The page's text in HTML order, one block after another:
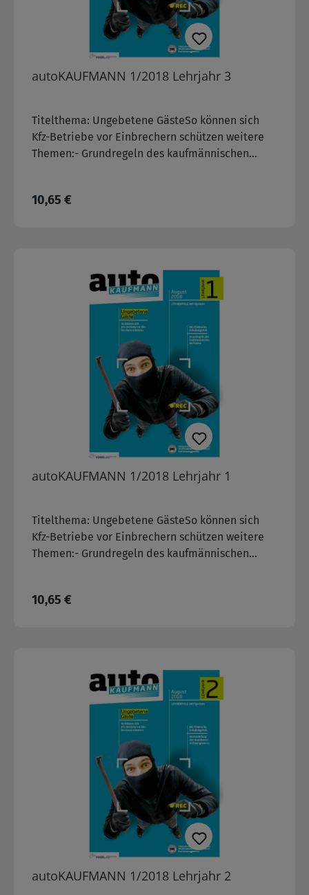
autoKAUFMANN 1/2018 Lehrjahr 3
Titelthema: Ungebetene GästeSo können sich
Kfz-Betriebe vor Einbrechern schützen weitere
Themen:- Grundregeln des kaufmännischen
Regulärer Preis:
10,65 €
autoKAUFMANN 1/2018 Lehrjahr 1
Titelthema: Ungebetene GästeSo können sich
Kfz-Betriebe vor Einbrechern schützen weitere
Themen:- Grundregeln des kaufmännischen
Regulärer Preis:
10,65 €
autoKAUFMANN 1/2018 Lehrjahr 2